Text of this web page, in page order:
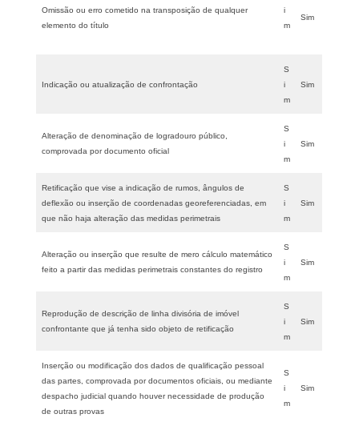
Omissão ou erro cometido na transposição de qualquer
elemento do título
i
m
Sim
Indicação ou atualização de confrontação
S
i
m
Sim
Alteração de denominação de logradouro público,
comprovada por documento oficial
S
i
m
Sim
Retificação que vise a indicação de rumos, ângulos de
deflexão ou inserção de coordenadas georeferenciadas, em
que não haja alteração das medidas perimetrais
S
i
m
Sim
Alteração ou inserção que resulte de mero cálculo matemático
feito a partir das medidas perimetrais constantes do registro
S
i
m
Sim
Reprodução de descrição de linha divisória de imóvel
confrontante que já tenha sido objeto de retificação
S
i
m
Sim
Inserção ou modificação dos dados de qualificação pessoal
das partes, comprovada por documentos oficiais, ou mediante
despacho judicial quando houver necessidade de produção
de outras provas
S
i
m
Sim